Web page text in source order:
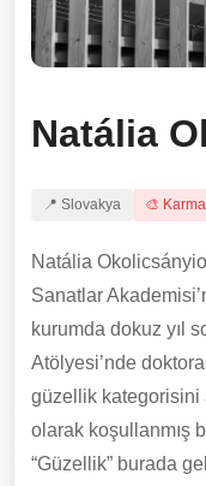
Natália
📍 Slovakya 🎨
Natália
Sanatlar
kurumda dokuz yıl
Atölyesi’nde
güzellik kategorisini
olarak koşullanmış
“Güzellik” burada